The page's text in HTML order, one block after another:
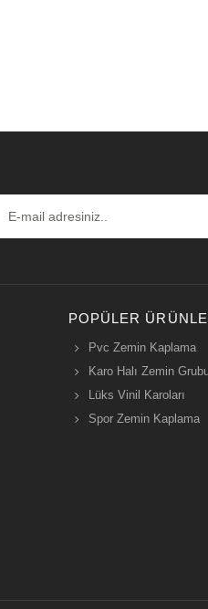
POPÜLER
Pvc Zemin Kaplama
Karo Halı Zemin
Lüks Vinil Karoları
Spor Zemin Kaplama